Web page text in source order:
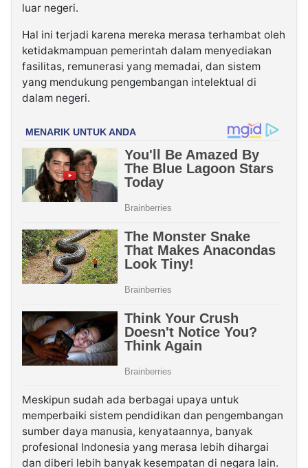
luar negeri.
Hal ini terjadi karena mereka merasa terhambat oleh
ketidakmampuan pemerintah dalam menyediakan
fasilitas, remunerasi yang memadai, dan sistem
yang mendukung pengembangan intelektual di
dalam negeri.
Meskipun sudah ada berbagai upaya untuk
memperbaiki sistem pendidikan dan pengembangan
sumber daya manusia, kenyataannya, banyak
profesional Indonesia yang merasa lebih dihargai
dan diberi lebih banyak kesempatan di negara lain.